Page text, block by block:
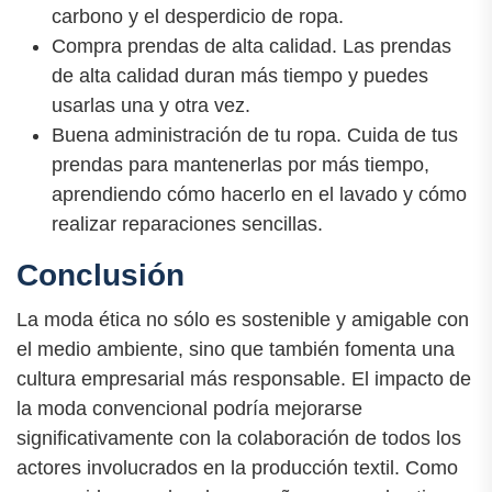
carbono y el desperdicio de ropa.
Compra prendas de alta calidad. Las prendas
de alta calidad duran más tiempo y puedes
usarlas una y otra vez.
Buena administración de tu ropa. Cuida de tus
prendas para mantenerlas por más tiempo,
aprendiendo cómo hacerlo en el lavado y cómo
realizar reparaciones sencillas.
Conclusión
La moda ética no sólo es sostenible y amigable con
el medio ambiente, sino que también fomenta una
cultura empresarial más responsable. El impacto de
la moda convencional podría mejorarse
significativamente con la colaboración de todos los
actores involucrados en la producción textil. Como